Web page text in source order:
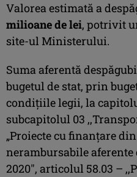
Valorea estimată a
milioane de lei, potrivit
site-ul Ministerului.
Suma aferentă
bugetul de stat, prin
condițiile legii, la
subcapitolul 03
„Proiecte cu finanțare
nerambursabile
2020″, articolul 58.03 –